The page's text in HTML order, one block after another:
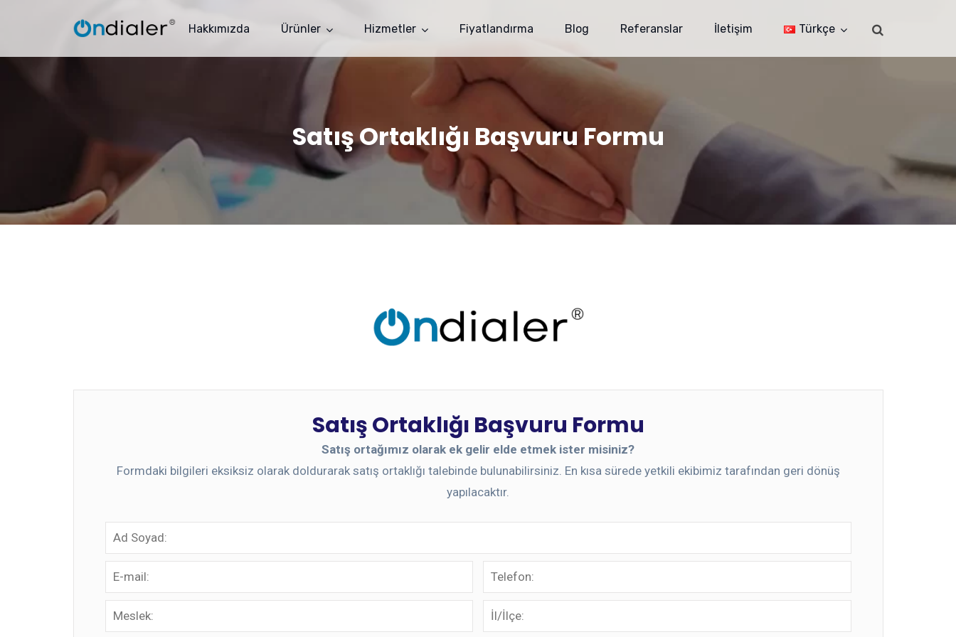
Hakkımızda Ürünler Hizmetler Fiyatlandırma Blog Referanslar İletişim Türkçe
Satış Ortaklığı Başvuru Formu
Satış Ortaklığı Başvuru Formu
Satış ortağımız olarak ek gelir elde etmek ister misiniz?
Formdaki bilgileri eksiksiz olarak doldurarak satış ortaklığı talebinde bulunabilirsiniz. En kısa sürede yetkili ekibimiz tarafından geri dönüş
yapılacaktır.